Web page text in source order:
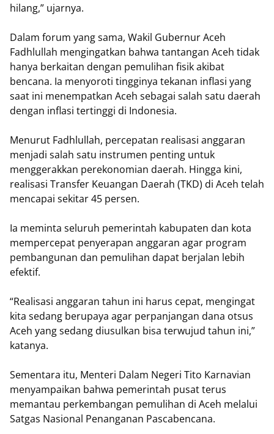
hilang,” ujarnya.
Dalam forum yang sama, Wakil Gubernur Aceh
Fadhlullah mengingatkan bahwa tantangan Aceh tidak
hanya berkaitan dengan pemulihan fisik akibat
bencana. Ia menyoroti tingginya tekanan inflasi yang
saat ini menempatkan Aceh sebagai salah satu daerah
dengan inflasi tertinggi di Indonesia.
Menurut Fadhlullah, percepatan realisasi anggaran
menjadi salah satu instrumen penting untuk
menggerakkan perekonomian daerah. Hingga kini,
realisasi Transfer Keuangan Daerah (TKD) di Aceh telah
mencapai sekitar 45 persen.
Ia meminta seluruh pemerintah kabupaten dan kota
mempercepat penyerapan anggaran agar program
pembangunan dan pemulihan dapat berjalan lebih
efektif.
“Realisasi anggaran tahun ini harus cepat, mengingat
kita sedang berupaya agar perpanjangan dana otsus
Aceh yang sedang diusulkan bisa terwujud tahun ini,”
katanya.
Sementara itu, Menteri Dalam Negeri Tito Karnavian
menyampaikan bahwa pemerintah pusat terus
memantau perkembangan pemulihan di Aceh melalui
Satgas Nasional Penanganan Pascabencana.